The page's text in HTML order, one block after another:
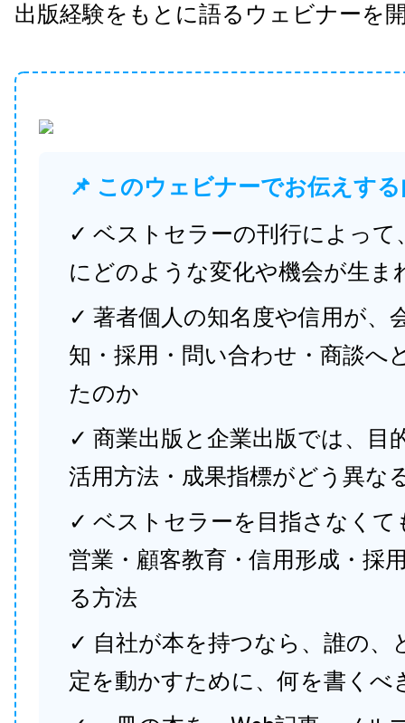
出版経験をもとに語るウェビナーを
📌 このウェビナーでお伝えす
✓ ベストセラーの刊行によって
にどのような変化や機会が生ま
✓ 著者個人の知名度や信用が、
知・採用・問い合わせ・商談へ
たのか
✓ 商業出版と企業出版では、目
活用方法・成果指標がどう異な
✓ ベストセラーを目指さなくて
営業・顧客教育・信用形成・採
る方法
✓ 自社が本を持つなら、誰の、
定を動かすために、何を書くべ